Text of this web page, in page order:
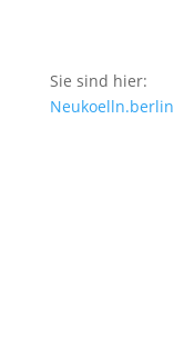
Sie sind hier:
Neukoelln.berlin